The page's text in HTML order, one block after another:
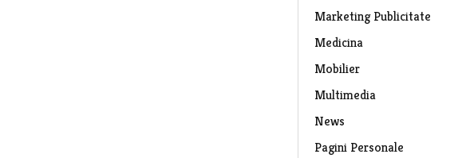
Marketing Publicitate
Medicina
Mobilier
Multimedia
News
Pagini Personale